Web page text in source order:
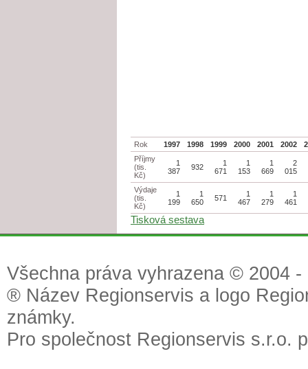
Rok 1997 1998 1999 2000 2001 2002
Příjmy
(tis.
Kč)
1
387
932
1
671
1
153
1
669
2
015
Výdaje
(tis.
Kč)
1
199
1
650
571
1
467
1
279
1
461
Tisková sestava
Všechna práva vyhrazena © 2004
® Název Regionservis a logo
známky.
Pro společnost Regionservis s.r.o.